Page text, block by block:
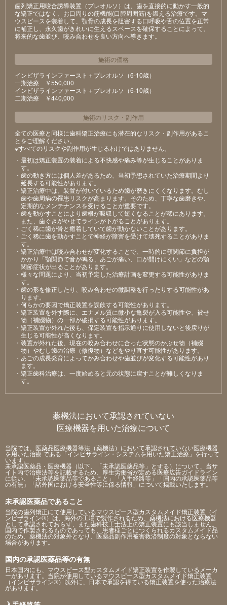
歯列矯正用咬合誘導装置（プレオルソ）は、歯を直接的に動かす一般的
な矯正ではなく、お口周りの筋機能(口腔周囲筋)を鍛える治療です。マ
ウスピースを装着して、顎骨の成長を阻害する口呼吸や舌の位置を正常
に補正し、永久歯がきれいに生えるスペースを確保することによって、
将来的な歯並び、咬み合わせを良い方向へ導きます。
施術の価格
インビザラインファースト＋プレオルソ（6-10歳）
⼀期治療 ￥550,000
インビザラインファースト＋プレオルソ（6-10歳）
⼆期治療 ￥440,000
施術のリスク ・ 副作用
全ての医療と同様に歯科矯正治療にも潜在的なリスク・副作用があるこ
とをご理解ください。
※すべてのリスクや副作用が生じるわけではありません。
・最初は矯正装置の装着による不快感や痛み等が⽣じることがありま
す。
・⻭の動き⽅には個⼈差があるため、当初予想されていた治療期間より
延⻑する可能性があります。
・矯正治療中は、装置が付いているため⻭が磨きにくくなります。むし
⻭や⻭周病の罹患リスクが⾼まります。そのため、丁寧な⻭磨きや、
定期的なメンテナンスを受けることが重要です。
・⻭を動かすことにより⻭根が吸収して短くなることが稀にあります。
また、⻭ぐきがやせてラインが下がることがあります。
・ごく稀に⻭が⾻と癒着していて⻭が動かないことがあります。
・ごく稀に⻭を動かすことで神経が障害を受けて壊死することがありま
す。
・矯正治療中は咬み合わせが変化することで、⼀時的に顎関節に負担が
かかり「顎関節で⾳が鳴る、あごが痛い、⼝が開けにくい」などの顎
関節症状が出ることがあります。
・様々な問題により、当初予定した治療計画を変更する可能性がありま
す。
・⻭の形を修正したり、咬み合わせの微調整を⾏ったりする可能性があ
ります。
・何らかの要因で矯正装置を誤飲する可能性があります。
・矯正装置を外す際に、エナメル質に微⼩な⻲裂が⼊る可能性や、被せ
物（補綴物）の⼀部が破損する可能性があります。
・矯正装置が外れた後も、保定装置を指⽰通りに使⽤しないと後戻りが
⽣じる可能性が⾼くなります。
・装置が外れた後、現在の咬み合わせに合った状態のかぶせ物（補綴
物）やむし⻭の治療（修復物）などをやり直す可能性があります。
・あごの成⻑発育によってかみ合わせや⻭並びが変化する可能性があり
ます。
・矯正⻭科治療は、⼀度始めると元の状態に戻すことが難しくなりま
す。
薬機法において承認されていない
医療機器を用いた治療について
当院では、医薬品医療機器等法（薬機法）において承認されていない医療機器
を用いた治療 である「インビザライン・システムを用いた矯正治療」を行って
います。
未承認医薬品・医療機器（以下、「未承認医薬品等」とする）について、当サ
イト内で治療法等を記載するため、厚生労働省が定める医療広告ガイドライン
に従い、「未承認医薬品等であること」「入手経路等」「国内の承認医薬品等
の有無」「諸外国における安全性等に係る情報」について掲載いたします。
未承認医薬品であること
当院の歯列矯正にて使用しているマウスピース型カスタムメイド矯正装置（イ
ンビザライン®）は、海外の工場で製作されるため、薬機法における医療機器
として承認されておらず、また歯科技工士法上の矯正装置にも該当しません。
国内で作製されるものであっても、患者様ごとにつくられるカスタムメイド品
のため、薬機法の対象外となり、医薬品副作用被害救済制度の対象とならない
場合があります。
国内の承認医薬品等の有無
日本国内にも、マウスピース型カスタムメイド矯正装置を作製しているメーカ
ーがあります。当院が使用しているマウスピース型カスタムメイド矯正装置
（インビザライン®）以外に、日本で承認を得ている矯正装置を使った治療法
があります。